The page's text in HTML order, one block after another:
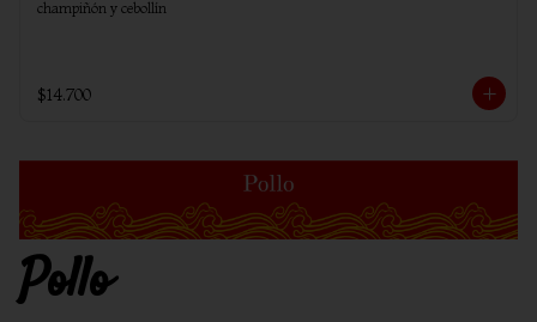
champiñón y cebollín
$14.700
Pollo